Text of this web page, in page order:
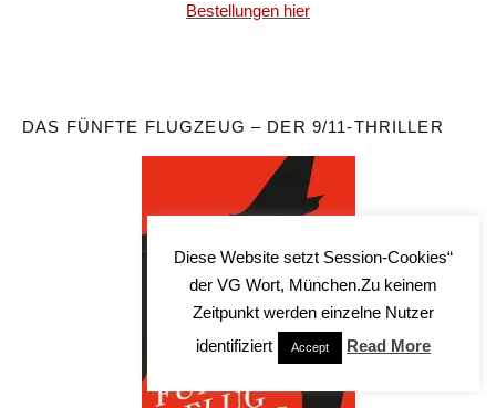
Bestellungen hier
DAS FÜNFTE FLUGZEUG – DER 9/11-THRILLER
Diese Website setzt Session-Cookies“
der VG Wort, München.Zu keinem
Zeitpunkt werden einzelne Nutzer
identifiziert
Accept Read More